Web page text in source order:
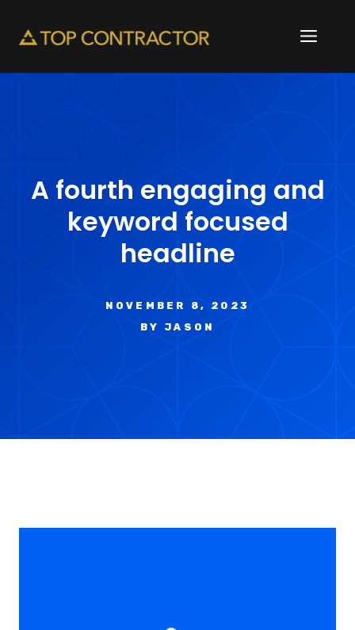
A fourth engaging and
keyword focused
headline
NOVEMBER 8, 2023
BY JASON